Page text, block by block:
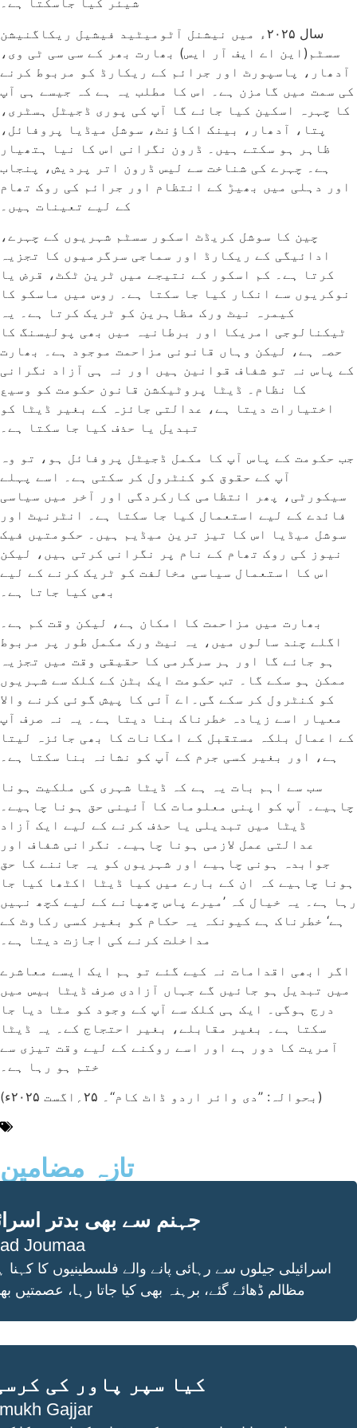
سال ۲۰۲۵ء میں نیشنل آٹومیٹید فیشیل ریکاگنیشن
سسٹم(این اے ایف آر ایس) بھارت بھر کے سی سی ٹی وی،
آدھار، پاسپورٹ اور جرائم کے ریکارڈ کو مربوط کرنے
کی سمت میں گامزن ہے۔ اس کا مطلب یہ ہے کہ جیسے ہی آپ
کا چہرہ اسکین کیا جائے گا آپ کی پوری ڈجیٹل ہسٹری،
پتا، آدھار، بینک اکاؤنٹ، سوشل میڈیا پروفائل،
ظاہر ہو سکتے ہیں۔ ڈرون نگرانی اس کا نیا ہتھیار
ہے۔ چہرے کی شناخت سے لیس ڈرون اتر پردیش، پنجاب
اور دہلی میں بھیڑ کے انتظام اور جرائم کی روک تھام
کے لیے تعینات ہیں۔
چین کا سوشل کریڈٹ اسکور سسٹم شہریوں کے چہرے،
ادائیگی کے ریکارڈ اور سماجی سرگرمیوں کا تجزیہ
کرتا ہے۔ کم اسکور کے نتیجے میں ٹرین ٹکٹ، قرض یا
نوکریوں سے انکار کیا جا سکتا ہے۔ روس میں ماسکو کا
کیمرہ نیٹ ورک مظاہرین کو ٹریک کرتا ہے۔ یہ
ٹیکنالوجی امریکا اور برطانیہ میں بھی پولیسنگ کا
حصہ ہے، لیکن وہاں قانونی مزاحمت موجود ہے۔ بھارت
کے پاس نہ تو شفاف قوانین ہیں اور نہ ہی آزاد نگرانی
کا نظام۔ ڈیٹا پروٹیکشن قانون حکومت کو وسیع
اختیارات دیتا ہے، عدالتی جائزہ کے بغیر ڈیٹا کو
تبدیل یا حذف کیا جا سکتا ہے۔
جب حکومت کے پاس آپ کا مکمل ڈجیٹل پروفائل ہو، تو وہ
آپ کے حقوق کو کنٹرول کر سکتی ہے۔ اسے پہلے
سیکورٹی، پھر انتظامی کارکردگی اور آخر میں سیاسی
فائدے کے لیے استعمال کیا جا سکتا ہے۔ انٹرنیٹ اور
سوشل میڈیا اس کا تیز ترین میڈیم ہیں۔ حکومتیں فیک
نیوز کی روک تھام کے نام پر نگرانی کرتی ہیں، لیکن
اس کا استعمال سیاسی مخالفت کو ٹریک کرنے کے لیے
بھی کیا جاتا ہے۔
بھارت میں مزاحمت کا امکان ہے، لیکن وقت کم ہے۔
اگلے چند سالوں میں، یہ نیٹ ورک مکمل طور پر مربوط
ہو جائے گا اور ہر سرگرمی کا حقیقی وقت میں تجزیہ
ممکن ہو سکے گا۔ تب حکومت ایک بٹن کے کلک سے شہریوں
کو کنٹرول کر سکے گی۔اے آئی کا پیش گوئی کرنے والا
معیار اسے زیادہ خطرناک بنا دیتا ہے۔ یہ نہ صرف آپ
کے اعمال بلکہ مستقبل کے امکانات کا بھی جائزہ لیتا
ہے، اور بغیر کسی جرم کے آپ کو نشانہ بنا سکتا ہے۔
سب سے اہم بات یہ ہے کہ ڈیٹا شہری کی ملکیت ہونا
چاہیے۔ آپ کو اپنی معلومات کا آئینی حق ہونا چاہیے۔
ڈیٹا میں تبدیلی یا حذف کرنے کے لیے ایک آزاد
عدالتی عمل لازمی ہونا چاہیے۔ نگرانی شفاف اور
جوابدہ ہونی چاہیے اور شہریوں کو یہ جاننے کا حق
ہونا چاہیے کہ ان کے بارے میں کیا ڈیٹا اکٹھا کیا جا
رہا ہے۔ یہ خیال کہ ’میرے پاس چھپانے کے لیے کچھ نہیں
ہے‘ خطرناک ہے کیونکہ یہ حکام کو بغیر کسی رکاوٹ کے
مداخلت کرنے کی اجازت دیتا ہے۔
اگر ابھی اقدامات نہ کیے گئے تو ہم ایک ایسے معاشرے
میں تبدیل ہو جائیں گے جہاں آزادی صرف ڈیٹا بیس میں
درج ہوگی۔ ایک ہی کلک سے آپ کے وجود کو مٹا دیا جا
سکتا ہے۔ بغیر مقابلے، بغیر احتجاج کے۔ یہ ڈیٹا
آمریت کا دور ہے اور اسے روکنے کے لیے وقت تیزی سے
ختم ہو رہا ہے۔
(بحوالہ: ’’دی وائر اردو ڈاٹ کام‘‘۔ ۲۵؍اگست ۲۰۲۵ء)
تازہ مضامین
جہنم سے بھی بدتر
Joumaa
اسرائیلی جیلوں سے رہائی پانے والے فلسطینیوں کا
مظالم ڈھائے گئے، برہنہ بھی کیا جاتا رہا،
کیا سپر پاور کی
Gajjar